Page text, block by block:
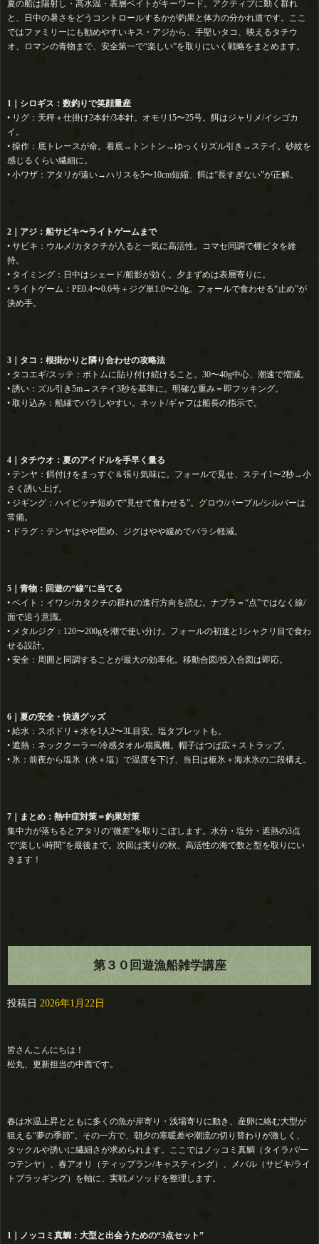
夏の船は陽射し・高水温・表層ベイトがキーワード。アクティブに動く群れ
と、日中の暑さをどうコントロールするかが釣果と体力の分かれ道です。ここ
ではファミリーにも勧めやすいキス・アジから、手堅いタコ、映えるタチウ
オ、ロマンの青物まで、安全第一で“楽しい”を取りにいく戦略をまとめます。
1｜シロギス：数釣りで笑顔量産
• リグ：天秤＋仕掛け2本針/3本針。オモリ15〜25号。餌はジャリメ/イシゴカ
イ。
• 操作：底トレースが命。着底→トントン→ゆっくりズル引き→ステイ。砂紋を
感じるくらい繊細に。
• 小ワザ：アタリが遠い→ハリスを5〜10cm短縮、餌は“長すぎない”が正解。
2｜アジ：船サビキ〜ライトゲームまで
• サビキ：ウルメ/カタクチが入ると一気に高活性。コマセ同調で棚ピタを維
持。
• タイミング：日中はシェード/船影が効く。夕まずめは表層寄りに。
• ライトゲーム：PE0.4〜0.6号＋ジグ単1.0〜2.0g。フォールで食わせる“止め”が
決め手。
3｜タコ：根掛かりと隣り合わせの攻略法
• タコエギ/スッテ：ボトムに貼り付け続けること。30〜40g中心、潮速で増減。
• 誘い：ズル引き5m→ステイ3秒を基準に。明確な重み＝即フッキング。
• 取り込み：船縁でバラしやすい。ネット/ギャフは船長の指示で。
4｜タチウオ：夏のアイドルを手早く量る
• テンヤ：餌付けをまっすぐ＆張り気味に。フォールで見せ、ステイ1〜2秒→小
さく誘い上げ。
• ジギング：ハイピッチ短めで“見せて食わせる”。グロウ/パープル/シルバーは
常備。
• ドラグ：テンヤはやや固め、ジグはやや緩めでバラシ軽減。
5｜青物：回遊の“線”に当てる
• ベイト：イワシ/カタクチの群れの進行方向を読む。ナブラ＝“点”ではなく線/
面で追う意識。
• メタルジグ：120〜200gを潮で使い分け。フォールの初速と1シャクリ目で食わ
せる設計。
• 安全：周囲と同調することが最大の効率化。移動合図/投入合図は即応。
6｜夏の安全・快適グッズ
• 給水：スポドリ＋水を1人2〜3L目安。塩タブレットも。
• 遮熱：ネッククーラー/冷感タオル/扇風機。帽子はつば広＋ストラップ。
• 氷：前夜から塩氷（水＋塩）で温度を下げ、当日は板氷＋海水氷の二段構え。
7｜まとめ：熱中症対策＝釣果対策
集中力が落ちるとアタリの“微差”を取りこぼします。水分・塩分・遮熱の3点
で“楽しい時間”を最後まで。次回は実りの秋、高活性の海で数と型を取りにい
きます！
第３０回遊漁船雑学講座
投稿日 2026年1月22日
皆さんこんにちは！
松丸、更新担当の中西です。
春は水温上昇とともに多くの魚が岸寄り・浅場寄りに動き、産卵に絡む大型が
狙える“夢の季節”。その一方で、朝夕の寒暖差や潮流の切り替わりが激しく、
タックルや誘いに繊細さが求められます。ここではノッコミ真鯛（タイラバ/一
つテンヤ）、春アオリ（ティップラン/キャスティング）、メバル（サビキ/ライ
トプラッギング）を軸に、実戦メソッドを整理します。
1｜ノッコミ真鯛：大型と出会うための“3点セット”